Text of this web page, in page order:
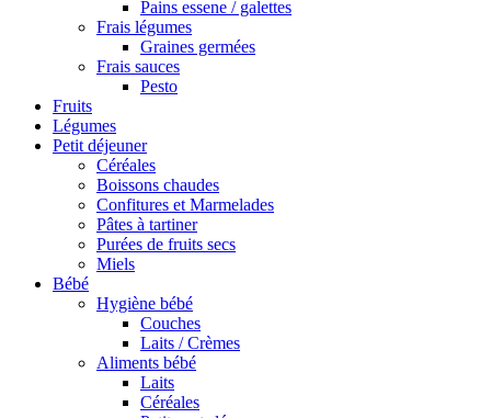
Pains essene / galettes
Frais légumes
Graines germées
Frais sauces
Pesto
Fruits
Légumes
Petit déjeuner
Céréales
Boissons chaudes
Confitures et Marmelades
Pâtes à tartiner
Purées de fruits secs
Miels
Bébé
Hygiène bébé
Couches
Laits / Crèmes
Aliments bébé
Laits
Céréales